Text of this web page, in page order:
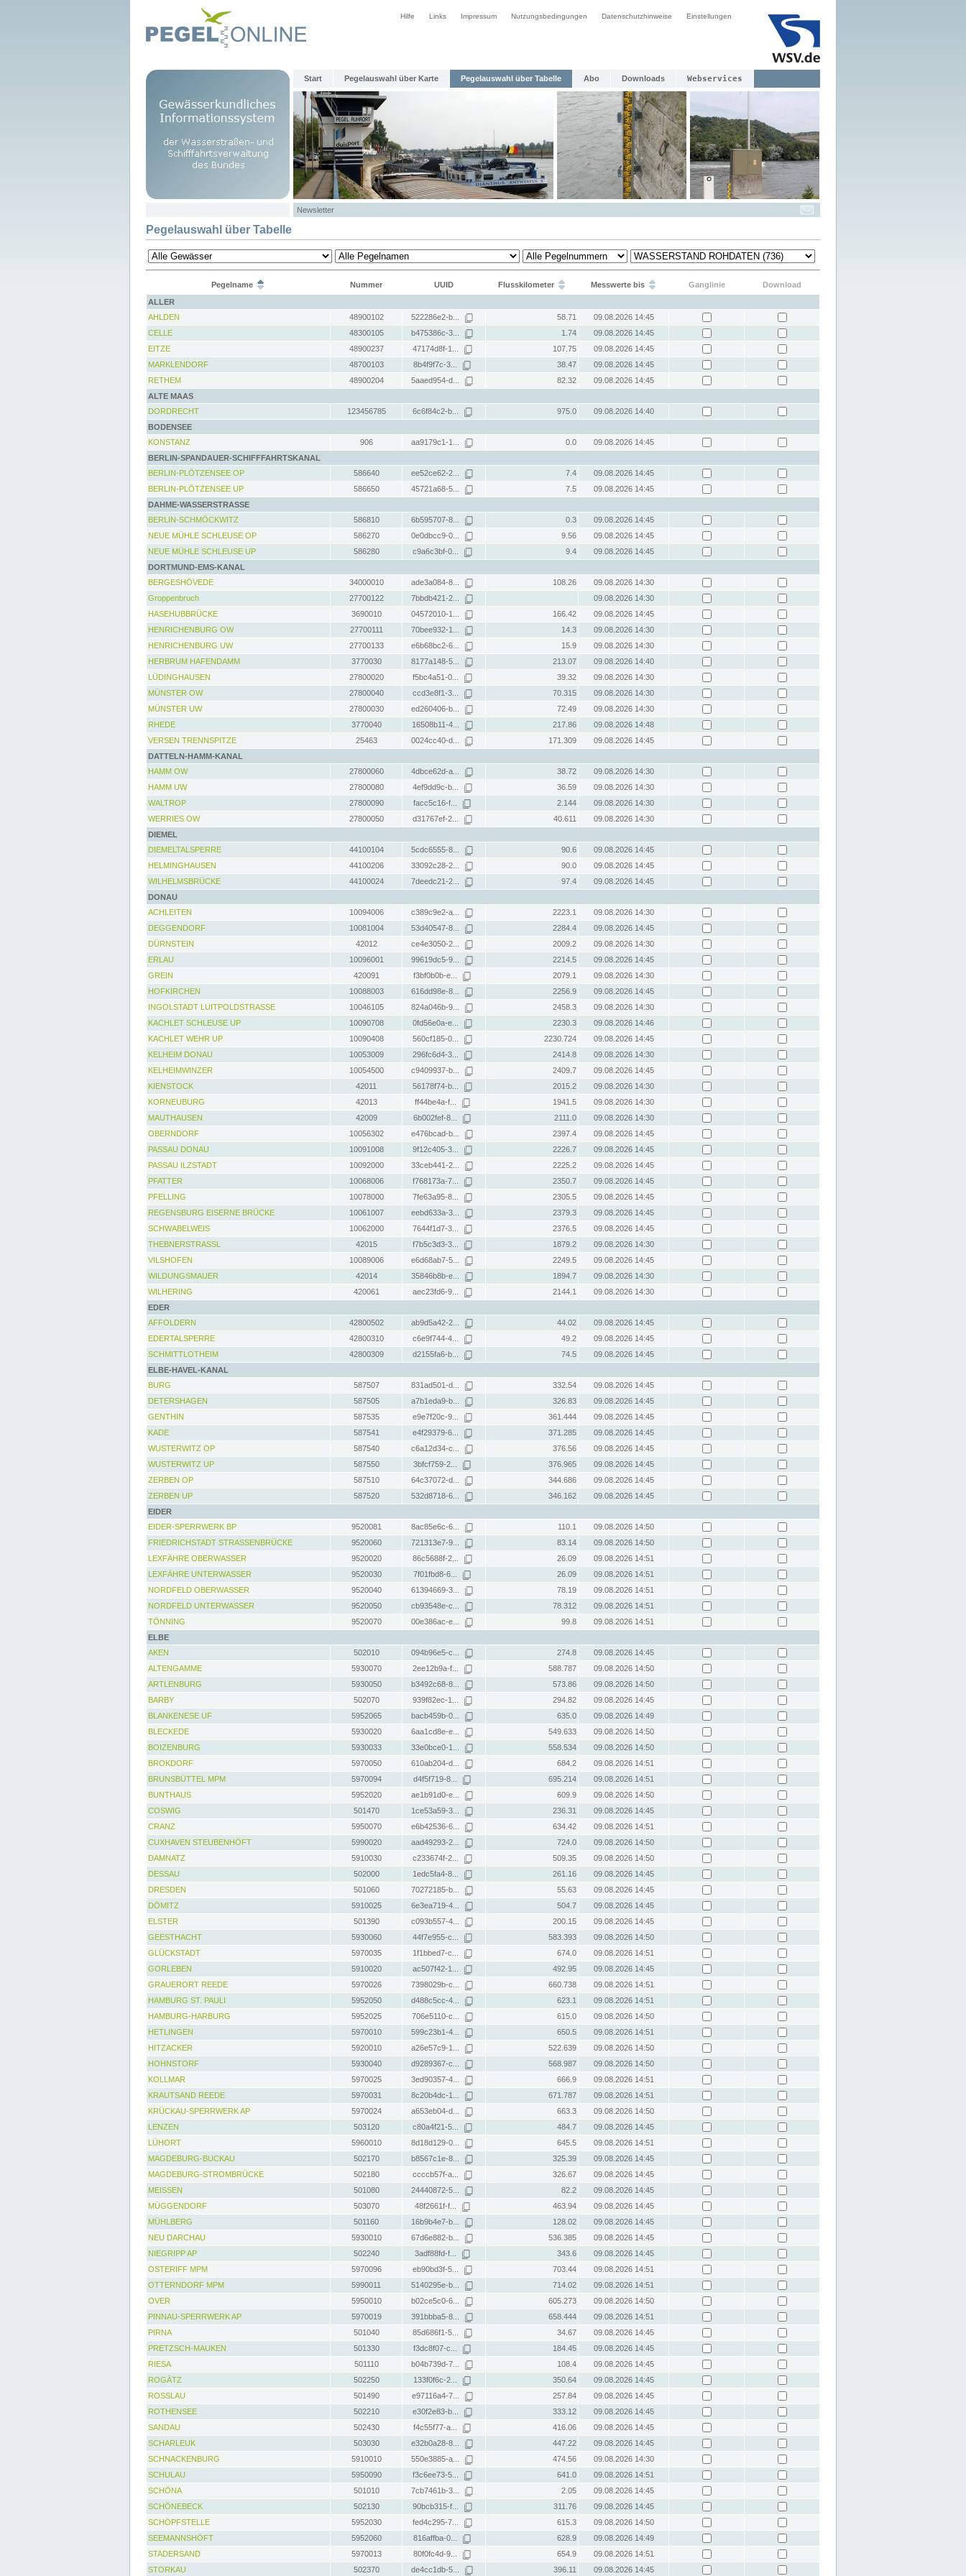
Hilfe Links Impressum Nutzungsbedingungen Datenschutzhinweise Einstellungen
Start Pegelauswahl über Karte Pegelauswahl über Tabelle Abo Downloads Webservices
Newsletter
Pegelauswahl über Tabelle
Pegelname Nummer UUID Flusskilometer Messwerte bis Ganglinie
Download
ALLER
AHLDEN
48900102 522286e2-b... 58.71
09.08.2026 14:45
CELLE
48300105 b475386c-3... 1.74
09.08.2026 14:45
EITZE
48900237 47174d8f-1... 107.75
09.08.2026 14:45
MARKLENDORF
48700103 8b4f9f7c-3... 38.47
09.08.2026 14:45
RETHEM
48900204 5aaed954-d... 82.32
09.08.2026 14:45
ALTE MAAS
DORDRECHT
123456785 6c6f84c2-b... 975.0
09.08.2026 14:40
BODENSEE
KONSTANZ
906 aa9179c1-1... 0.0
09.08.2026 14:45
BERLIN-SPANDAUER-SCHIFFFAHRTSKANAL
BERLIN-PLÖTZENSEE OP
586640 ee52ce62-2... 7.4
09.08.2026 14:45
BERLIN-PLÖTZENSEE UP
586650 45721a68-5... 7.5
09.08.2026 14:45
DAHME-WASSERSTRASSE
BERLIN-SCHMÖCKWITZ
586810 6b595707-8... 0.3
09.08.2026 14:45
NEUE MÜHLE SCHLEUSE OP
586270 0e0dbcc9-0... 9.56
09.08.2026 14:45
NEUE MÜHLE SCHLEUSE UP
586280 c9a6c3bf-0... 9.4
09.08.2026 14:45
DORTMUND-EMS-KANAL
BERGESHÖVEDE
34000010 ade3a084-8... 108.26
09.08.2026 14:30
Groppenbruch
27700122 7bbdb421-2...
09.08.2026 14:30
HASEHUBBRÜCKE
3690010 04572010-1... 166.42
09.08.2026 14:45
HENRICHENBURG OW
27700111 70bee932-1... 14.3
09.08.2026 14:30
HENRICHENBURG UW
27700133 e6b68bc2-6... 15.9
09.08.2026 14:30
HERBRUM HAFENDAMM
3770030 8177a148-5... 213.07
09.08.2026 14:40
LÜDINGHAUSEN
27800020 f5bc4a51-0... 39.32
09.08.2026 14:30
MÜNSTER OW
27800040 ccd3e8f1-3... 70.315
09.08.2026 14:30
MÜNSTER UW
27800030 ed260406-b... 72.49
09.08.2026 14:30
RHEDE
3770040 16508b11-4... 217.86
09.08.2026 14:48
VERSEN TRENNSPITZE
25463 0024cc40-d... 171.309
09.08.2026 14:45
DATTELN-HAMM-KANAL
HAMM OW
27800060 4dbce62d-a... 38.72
09.08.2026 14:30
HAMM UW
27800080 4ef9dd9c-b... 36.59
09.08.2026 14:30
WALTROP
27800090 facc5c16-f... 2.144
09.08.2026 14:30
WERRIES OW
27800050 d31767ef-2... 40.611
09.08.2026 14:30
DIEMEL
DIEMELTALSPERRE
44100104 5cdc6555-8... 90.6
09.08.2026 14:45
HELMINGHAUSEN
44100206 33092c28-2... 90.0
09.08.2026 14:45
WILHELMSBRÜCKE
44100024 7deedc21-2... 97.4
09.08.2026 14:45
DONAU
ACHLEITEN
10094006 c389c9e2-a... 2223.1
09.08.2026 14:30
DEGGENDORF
10081004 53d40547-8... 2284.4
09.08.2026 14:45
DÜRNSTEIN
42012 ce4e3050-2... 2009.2
09.08.2026 14:30
ERLAU
10096001 99619dc5-9... 2214.5
09.08.2026 14:45
GREIN
420091 f3bf0b0b-e... 2079.1
09.08.2026 14:30
HOFKIRCHEN
10088003 616dd98e-8... 2256.9
09.08.2026 14:45
INGOLSTADT LUITPOLDSTRASSE
10046105 824a046b-9... 2458.3
09.08.2026 14:30
KACHLET SCHLEUSE UP
10090708 0fd56e0a-e... 2230.3
09.08.2026 14:46
KACHLET WEHR UP
10090408 560cf185-0... 2230.724
09.08.2026 14:45
KELHEIM DONAU
10053009 296fc6d4-3... 2414.8
09.08.2026 14:30
KELHEIMWINZER
10054500 c9409937-b... 2409.7
09.08.2026 14:45
KIENSTOCK
42011 56178f74-b... 2015.2
09.08.2026 14:30
KORNEUBURG
42013 ff44be4a-f... 1941.5
09.08.2026 14:30
MAUTHAUSEN
42009 6b002fef-8... 2111.0
09.08.2026 14:30
OBERNDORF
10056302 e476bcad-b... 2397.4
09.08.2026 14:45
PASSAU DONAU
10091008 9f12c405-3... 2226.7
09.08.2026 14:45
PASSAU ILZSTADT
10092000 33ceb441-2... 2225.2
09.08.2026 14:45
PFATTER
10068006 f768173a-7... 2350.7
09.08.2026 14:45
PFELLING
10078000 7fe63a95-8... 2305.5
09.08.2026 14:45
REGENSBURG EISERNE BRÜCKE
10061007 eebd633a-3... 2379.3
09.08.2026 14:45
SCHWABELWEIS
10062000 7644f1d7-3... 2376.5
09.08.2026 14:45
THEBNERSTRASSL
42015 f7b5c3d3-3... 1879.2
09.08.2026 14:30
VILSHOFEN
10089006 e6d68ab7-5... 2249.5
09.08.2026 14:45
WILDUNGSMAUER
42014 35846b8b-e... 1894.7
09.08.2026 14:30
WILHERING
420061 aec23fd6-9... 2144.1
09.08.2026 14:30
EDER
AFFOLDERN
42800502 ab9d5a42-2... 44.02
09.08.2026 14:45
EDERTALSPERRE
42800310 c6e9f744-4... 49.2
09.08.2026 14:45
SCHMITTLOTHEIM
42800309 d2155fa6-b... 74.5
09.08.2026 14:45
ELBE-HAVEL-KANAL
BURG
587507 831ad501-d... 332.54
09.08.2026 14:45
DETERSHAGEN
587505 a7b1eda9-b... 326.83
09.08.2026 14:45
GENTHIN
587535 e9e7f20c-9... 361.444
09.08.2026 14:45
KADE
587541 e4f29379-6... 371.285
09.08.2026 14:45
WUSTERWITZ OP
587540 c6a12d34-c... 376.56
09.08.2026 14:45
WUSTERWITZ UP
587550 3bfcf759-2... 376.965
09.08.2026 14:45
ZERBEN OP
587510 64c37072-d... 344.686
09.08.2026 14:45
ZERBEN UP
587520 532d8718-6... 346.162
09.08.2026 14:45
EIDER
EIDER-SPERRWERK BP
9520081 8ac85e6c-6... 110.1
09.08.2026 14:50
FRIEDRICHSTADT STRASSENBRÜCKE
9520060 721313e7-9... 83.14
09.08.2026 14:50
LEXFÄHRE OBERWASSER
9520020 86c5688f-2... 26.09
09.08.2026 14:51
LEXFÄHRE UNTERWASSER
9520030 7f01fbd8-6... 26.09
09.08.2026 14:51
NORDFELD OBERWASSER
9520040 61394669-3... 78.19
09.08.2026 14:51
NORDFELD UNTERWASSER
9520050 cb93548e-c... 78.312
09.08.2026 14:51
TÖNNING
9520070 00e386ac-e... 99.8
09.08.2026 14:51
ELBE
AKEN
502010 094b96e5-c... 274.8
09.08.2026 14:45
ALTENGAMME
5930070 2ee12b9a-f... 588.787
09.08.2026 14:50
ARTLENBURG
5930050 b3492c68-8... 573.86
09.08.2026 14:50
BARBY
502070 939f82ec-1... 294.82
09.08.2026 14:45
BLANKENESE UF
5952065 bacb459b-0... 635.0
09.08.2026 14:49
BLECKEDE
5930020 6aa1cd8e-e... 549.633
09.08.2026 14:50
BOIZENBURG
5930033 33e0bce0-1... 558.534
09.08.2026 14:50
BROKDORF
5970050 610ab204-d... 684.2
09.08.2026 14:51
BRUNSBÜTTEL MPM
5970094 d4f5f719-8... 695.214
09.08.2026 14:51
BUNTHAUS
5952020 ae1b91d0-e... 609.9
09.08.2026 14:50
COSWIG
501470 1ce53a59-3... 236.31
09.08.2026 14:45
CRANZ
5950070 e6b42536-6... 634.42
09.08.2026 14:51
CUXHAVEN STEUBENHÖFT
5990020 aad49293-2... 724.0
09.08.2026 14:50
DAMNATZ
5910030 c233674f-2... 509.35
09.08.2026 14:50
DESSAU
502000 1edc5fa4-8... 261.16
09.08.2026 14:45
DRESDEN
501060 70272185-b... 55.63
09.08.2026 14:45
DÖMITZ
5910025 6e3ea719-4... 504.7
09.08.2026 14:45
ELSTER
501390 c093b557-4... 200.15
09.08.2026 14:45
GEESTHACHT
5930060 44f7e955-c... 583.393
09.08.2026 14:50
GLÜCKSTADT
5970035 1f1bbed7-c... 674.0
09.08.2026 14:51
GORLEBEN
5910020 ac507f42-1... 492.95
09.08.2026 14:45
GRAUERORT REEDE
5970026 7398029b-c... 660.738
09.08.2026 14:51
HAMBURG ST. PAULI
5952050 d488c5cc-4... 623.1
09.08.2026 14:51
HAMBURG-HARBURG
5952025 706e5110-c... 615.0
09.08.2026 14:50
HETLINGEN
5970010 599c23b1-4... 650.5
09.08.2026 14:51
HITZACKER
5920010 a26e57c9-1... 522.639
09.08.2026 14:50
HOHNSTORF
5930040 d9289367-c... 568.987
09.08.2026 14:50
KOLLMAR
5970025 3ed90357-4... 666.9
09.08.2026 14:51
KRAUTSAND REEDE
5970031 8c20b4dc-1... 671.787
09.08.2026 14:51
KRÜCKAU-SPERRWERK AP
5970024 a653eb04-d... 663.3
09.08.2026 14:50
LENZEN
503120 c80a4f21-5... 484.7
09.08.2026 14:45
LÜHORT
5960010 8d18d129-0... 645.5
09.08.2026 14:51
MAGDEBURG-BUCKAU
502170 b8567c1e-8... 325.39
09.08.2026 14:45
MAGDEBURG-STROMBRÜCKE
502180 ccccb57f-a... 326.67
09.08.2026 14:45
MEISSEN
501080 24440872-5... 82.2
09.08.2026 14:45
MÜGGENDORF
503070 48f2661f-f... 463.94
09.08.2026 14:45
MÜHLBERG
501160 16b9b4e7-b... 128.02
09.08.2026 14:45
NEU DARCHAU
5930010 67d6e882-b... 536.385
09.08.2026 14:45
NIEGRIPP AP
502240 3adf88fd-f... 343.6
09.08.2026 14:45
OSTERIFF MPM
5970096 eb90bd3f-5... 703.44
09.08.2026 14:51
OTTERNDORF MPM
5990011 5140295e-b... 714.02
09.08.2026 14:51
OVER
5950010 b02ce5c0-6... 605.273
09.08.2026 14:50
PINNAU-SPERRWERK AP
5970019 391bbba5-8... 658.444
09.08.2026 14:51
PIRNA
501040 85d686f1-5... 34.67
09.08.2026 14:45
PRETZSCH-MAUKEN
501330 f3dc8f07-c... 184.45
09.08.2026 14:45
RIESA
501110 b04b739d-7... 108.4
09.08.2026 14:45
ROGÄTZ
502250 133f0f6c-2... 350.64
09.08.2026 14:45
ROSSLAU
501490 e97116a4-7... 257.84
09.08.2026 14:45
ROTHENSEE
502210 e30f2e83-b... 333.12
09.08.2026 14:45
SANDAU
502430 f4c55f77-a... 416.06
09.08.2026 14:45
SCHARLEUK
503030 e32b0a28-8... 447.22
09.08.2026 14:45
SCHNACKENBURG
5910010 550e3885-a... 474.56
09.08.2026 14:30
SCHULAU
5950090 f3c6ee73-5... 641.0
09.08.2026 14:51
SCHÖNA
501010 7cb7461b-3... 2.05
09.08.2026 14:45
SCHÖNEBECK
502130 90bcb315-f... 311.76
09.08.2026 14:45
SCHÖPFSTELLE
5952030 fed4c295-7... 615.3
09.08.2026 14:50
SEEMANNSHÖFT
5952060 816affba-0... 628.9
09.08.2026 14:49
STADERSAND
5970013 80f0fc4d-9... 654.9
09.08.2026 14:51
STORKAU
502370 de4cc1db-5... 396.11 09.08.2026 14:45